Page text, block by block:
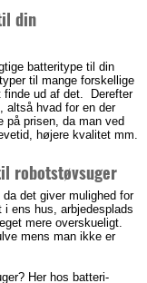
din
batteritype til din
til mange forskellige
finde ud af det. Derefter
altså hvad for en der
på prisen, da man ved
højere kvalitet mm.
robotstøvsuger
det giver mulighed for
ens hus, arbjedesplads
mere overskueligt.
mens man ikke er
Her hos batteri-